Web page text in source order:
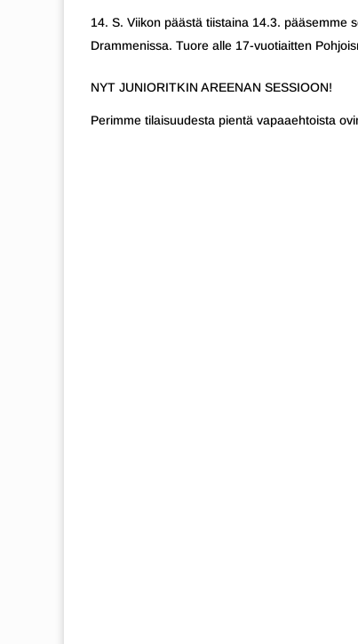
S. Viikon päästä tiistaina 14.3. pääsemme
Drammenissa. Tuore alle 17-vuotiaitten
NYT JUNIORITKIN AREENAN SESSIOON!
Perimme tilaisuudesta pientä vapaaehtoista